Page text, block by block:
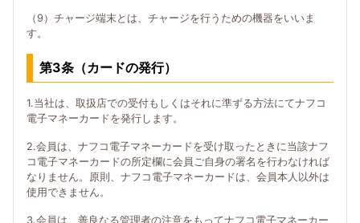
（9）チャージ端末とは、チャージを行うための機器をいいま
す。
第3条（カードの発行）
1.当社は、取扱店での受付もしくはそれに準ずる方法にてナフコ
電子マネーカードを発行します。
2.会員は、ナフコ電子マネーカードを受け取ったときに当該ナフ
コ電子マネーカードの所定欄に会員ご自身の署名を行わなければ
なりません。原則、ナフコ電子マネーカードは、会員本人以外は
使用できません。
3.会員は、善良なる管理者の注意をもってナフコ電子マネーカー